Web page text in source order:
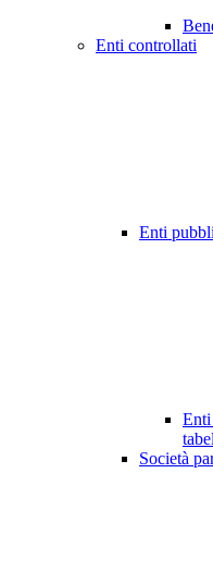
Enti controllati
Enti
Società